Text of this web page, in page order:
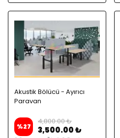
Akustik Bölücü - Ayırıcı
Paravan
%27
4,800.00 ₺
3,500.00 ₺